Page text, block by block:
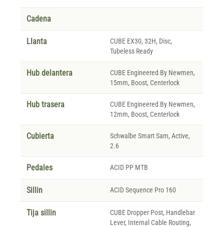
Cadena
Llanta
CUBE EX30, 32H, Disc,
Tubeless Ready
Hub delantera
CUBE Engineered By Newmen,
15mm, Boost, Centerlock
Hub trasera
CUBE Engineered By Newmen,
12mm, Boost, Centerlock
Cubierta
Schwalbe Smart Sam, Active,
2.6
Pedales ACID PP MTB
Sillin ACID Sequence Pro 160
Tija sillin
CUBE Dropper Post, Handlebar
Lever, Internal Cable Routing,